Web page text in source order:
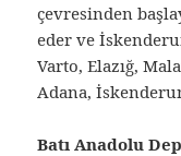
çevresinden
eder ve
Varto, Elazığ,
Adana,
Batı Anadolu